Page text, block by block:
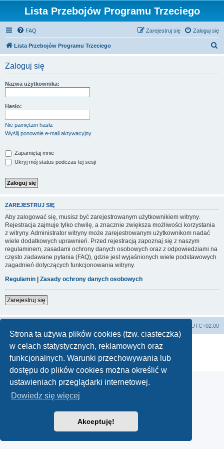
Strona ta używa plików cookies (tzw. ciasteczka)
w celach statystycznych, reklamowych oraz
funkcjonalnych. Warunki przechowywania lub
dostępu do plików cookies można określić w
ustawieniach przeglądarki internetowej.
Dowiedz się więcej
Akceptuję!
Lista Przebojów Programu Trzeciego
FAQ Zaloguj się
Zarejestruj się
Lista Przebojów Programu Trzeciego
Zaloguj się
Nazwa użytkownika:
Hasło:
Nie pamiętam hasła
Wyślij ponownie e-mail aktywacyjny
Zapamiętaj mnie
Ukryj mój status podczas tej sesji
ZAREJESTRUJ SIĘ
Aby zalogować się, musisz być zarejestrowanym użytkownikiem witryny.
Rejestracja zajmuje tylko chwilę, a znacznie zwiększa możliwości korzystania
z witryny. Administrator witryny może zarejestrowanym użytkownikom nadać
wiele dodatkowych uprawnień. Przed rejestracją zapoznaj się z naszym
regulaminem, zasadami ochrony danych osobowych oraz z odpowiedziami na
często zadawane pytania (FAQ), gdzie jest wyjaśnionych wiele podstawowych
zagadnień dotyczących funkcjonowania witryny.
Regulamin | Zasady ochrony danych osobowych
Zarejestruj się
UTC+02:00
Technologię dostarczaphpBB ® Forum Software © phpBB Limited
Zasady ochrony danych osobowych|Regulamin